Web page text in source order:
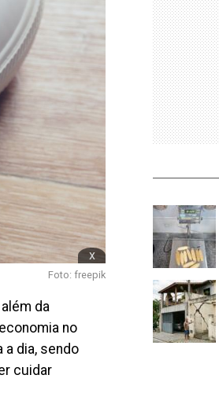
x
Foto: freepik
da
no
a dia, sendo
cuidar